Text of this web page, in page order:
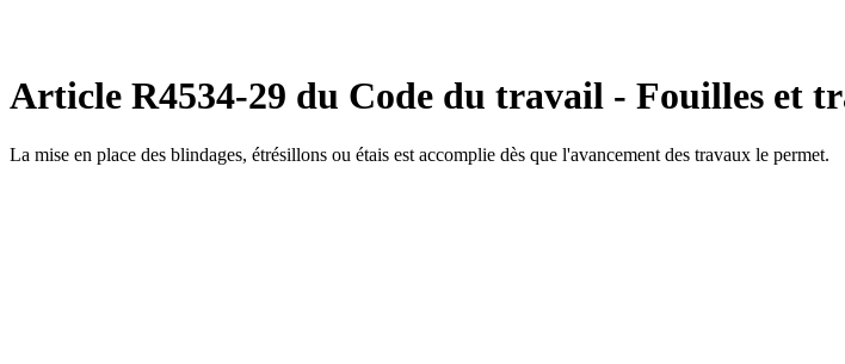
Article R4534-29 du Code du travail - Fouilles et
La mise en place des blindages, étrésillons ou étais est accomplie dès que l'avancement des travaux le permet.